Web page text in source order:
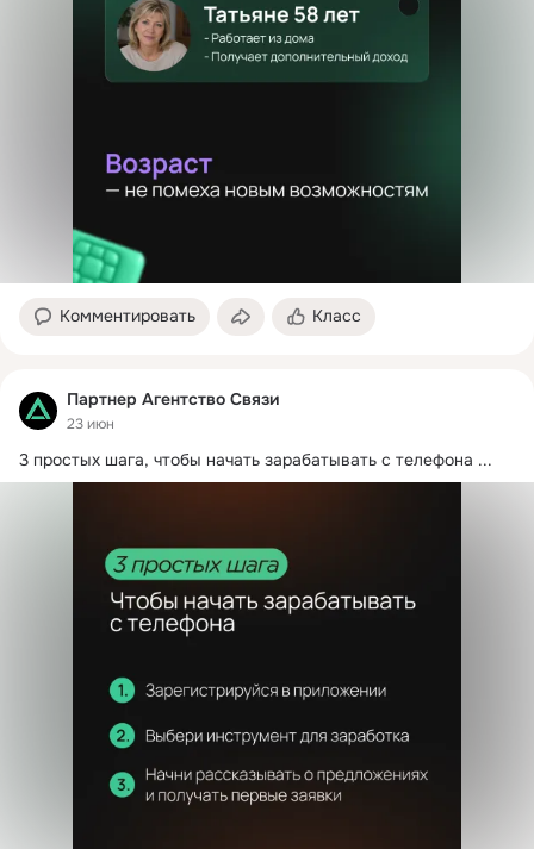
Комментировать Класс
Партнер Агентство Связи
23 июн
3 простых шага, чтобы начать зарабатывать с телефона ...